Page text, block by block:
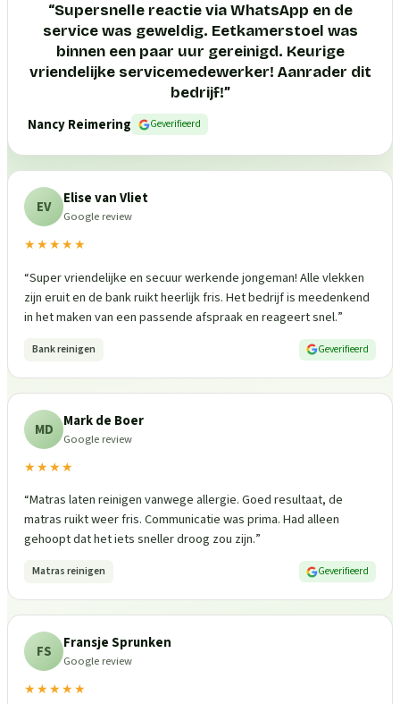
“Supersnelle reactie via WhatsApp en de
service was geweldig. Eetkamerstoel was
binnen een paar uur gereinigd. Keurige
vriendelijke servicemedewerker! Aanrader dit
bedrijf!”
Nancy Reimering
Geverifieerd
EV Elise van Vliet
Google review
★★★★★
“Super vriendelijke en secuur werkende jongeman! Alle vlekken
zijn eruit en de bank ruikt heerlijk fris. Het bedrijf is meedenkend
in het maken van een passende afspraak en reageert snel.”
Bank reinigen Geverifieerd
MD Mark de Boer
Google review
★★★★
“Matras laten reinigen vanwege allergie. Goed resultaat, de
matras ruikt weer fris. Communicatie was prima. Had alleen
gehoopt dat het iets sneller droog zou zijn.”
Matras reinigen Geverifieerd
FS Fransje Sprunken
Google review
★★★★★